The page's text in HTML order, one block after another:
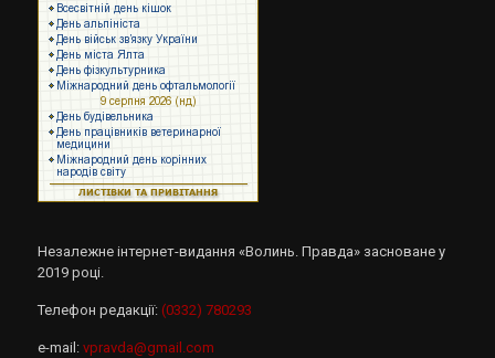
Незалежне інтернет-видання «Волинь. Правда» засноване у
2019 році.
Телефон редакції: (0332) 780293
e-mail: vpravda@gmail.com